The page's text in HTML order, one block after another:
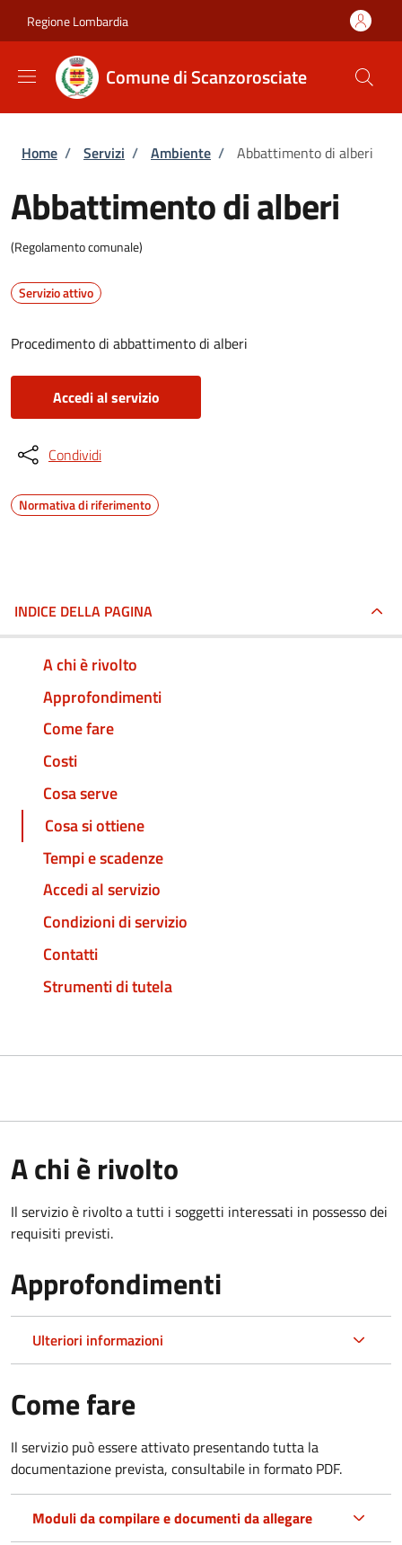
Regione Lombardia
Comune di Scanzorosciate
Briciole di pane
Home / Servizi / Ambiente / Abbattimento di alberi
Abbattimento di alberi
(Regolamento comunale)
Servizio attivo
Procedimento di abbattimento di alberi
Accedi al servizio
Condividi
Normativa di riferimento
INDICE DELLA PAGINA
A chi è rivolto
Approfondimenti
Come fare
Costi
Cosa serve
Cosa si ottiene
Tempi e scadenze
Accedi al servizio
Condizioni di servizio
Contatti
Strumenti di tutela
A chi è rivolto
Il servizio è rivolto a tutti i soggetti interessati in possesso dei
requisiti previsti.
Approfondimenti
Ulteriori informazioni
Come fare
Il servizio può essere attivato presentando tutta la
documentazione prevista, consultabile in formato PDF.
Moduli da compilare e documenti da allegare